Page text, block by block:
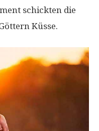
schickten die
Küsse.